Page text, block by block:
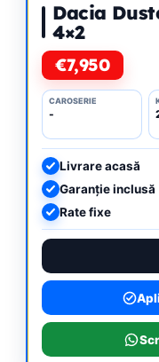
Dacia
4×2
€7,950
CAROSERIE
-
Livrare acasă
Garanție inclusă
Rate fixe